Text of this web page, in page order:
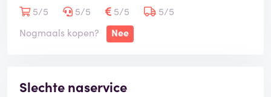
haar ogen en zag je heel duidelijk dat ze geen zin had
om te werken. Ze zei amper alsjeblief of fijne dag nog..
Wat een kaulo winkel en wat een tering bediening!
5/5
5/5 5/5
5/5
Nogmaals kopen?
Nee
Slechte naservice